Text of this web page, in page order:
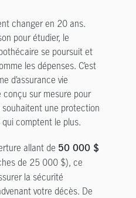
changer en 20 ans.
pour étudier, le
se poursuit et
les dépenses. C’est
d’assurance vie
sur mesure pour
une protection
comptent le plus.
allant de 50 000 $
de 25 000 $), ce
la sécurité
votre décès. De